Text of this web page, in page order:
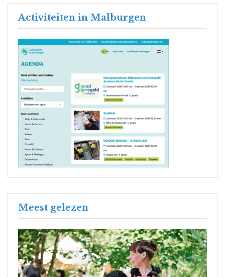
Activiteiten in Malburgen
Meest gelezen